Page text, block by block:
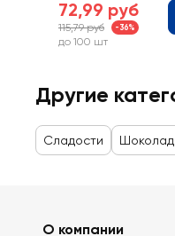
72,99 руб
115,79 руб -36%
до 100 шт
Другие
Сладости
О компании